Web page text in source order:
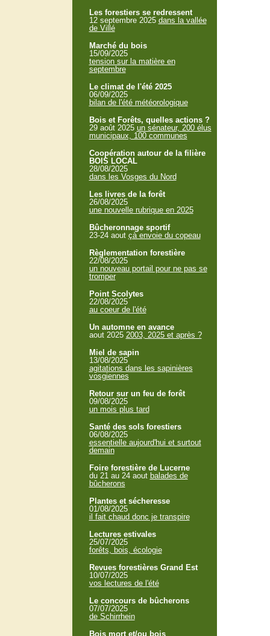
Les forestiers se redressent
12 septembre 2025 dans la vallée
de Villé
Marché du bois
15/09/2025
tension sur la matière en
septembre
Le climat de l'été 2025
06/09/2025
bilan de l'été météorologique
Bois et Forêts, quelles actions ?
29 août 2025 un sénateur, 200 élus
municipaux, 100 communes
Coopération autour de la filière
BOIS LOCAL
28/08/2025
dans les Vosges du Nord
Les livres de la forêt
26/08/2025
une nouvelle rubrique en 2025
Bûcheronnage sportif
23-24 aout çà envoie du copeau
Règlementation forestière
22/08/2025
un nouveau portail pour ne pas se
tromper
Point Scolytes
22/08/2025
au coeur de l'été
Un automne en avance
aout 2025 2003, 2025 et après ?
Miel de sapin
13/08/2025
agitations dans les sapinières
vosgiennes
Retour sur un feu de forêt
09/08/2025
un mois plus tard
Santé des sols forestiers
06/08/2025
essentielle aujourd'hui et surtout
demain
Foire forestière de Lucerne
du 21 au 24 aout balades de
bûcherons
Plantes et sécheresse
01/08/2025
il fait chaud donc je transpire
Lectures estivales
25/07/2025
forêts, bois, écologie
Revues forestières Grand Est
10/07/2025
vos lectures de l'été
Le concours de bûcherons
07/07/2025
de Schirrhein
Bois mort et/ou bois